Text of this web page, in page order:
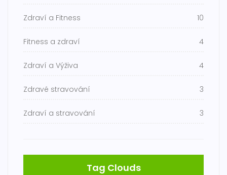
Zdraví a Fitness 10
Fitness a zdraví 4
Zdraví a Výživa 4
Zdravé stravování 3
Zdraví a stravování 3
Tag Clouds